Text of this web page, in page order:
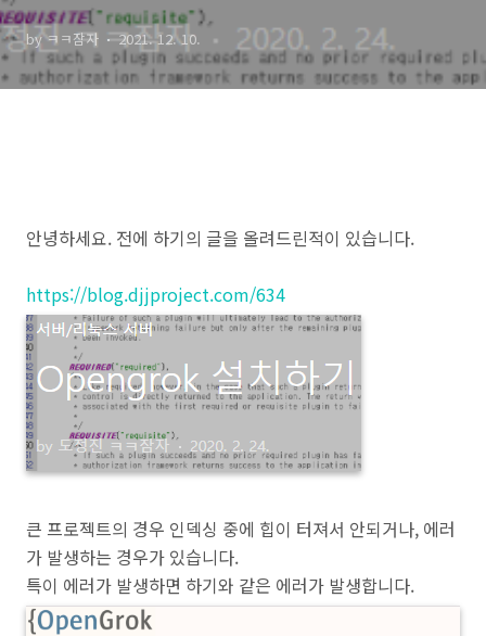
by ㅋㅋ잠자 2021. 12. 10.
안녕하세요. 전에 하기의 글을 올려드린적이 있습니다.
https://blog.djjproject.com/634
큰 프로젝트의 경우 인덱싱 중에 힙이 터져서 안되거나, 에러
가 발생하는 경우가 있습니다.
특이 에러가 발생하면 하기와 같은 에러가 발생합니다.